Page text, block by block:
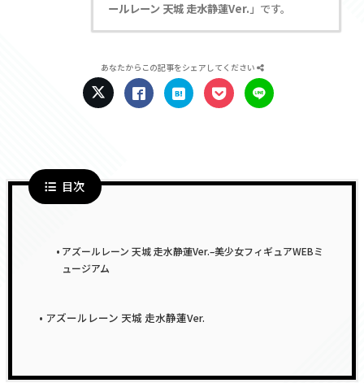
ールレーン 天城 走水静蓮Ver. 」です。
あなたからこの記事をシェアしてください
目次
アズールレーン 天城 走水静蓮Ver.–美少女フィギュアWEBミ
ュージアム
アズールレーン 天城 走水静蓮Ver.